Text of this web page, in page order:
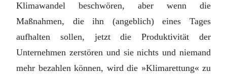
Klimawandel beschwören, aber wenn die
Maßnahmen, die ihn (angeblich) eines Tages
aufhalten sollen, jetzt die Produktivität der
Unternehmen zerstören und sie nichts und niemand
mehr bezahlen können, wird die »Klimarettung« zu